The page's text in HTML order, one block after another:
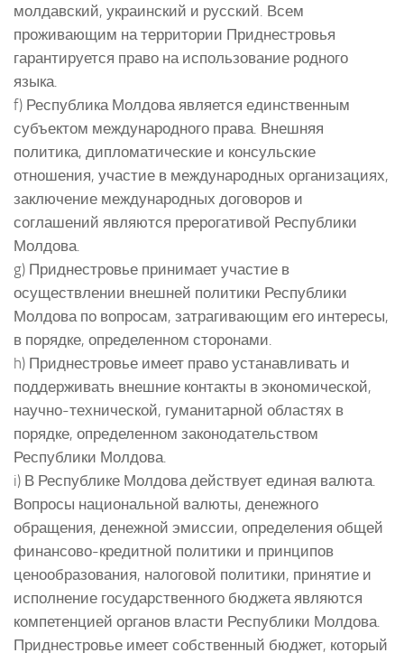
молдавский, украинский и русский. Всем
проживающим на территории Приднестровья
гарантируется право на использование родного
языка.
f) Республика Молдова является единственным
субъектом международного права. Внешняя
политика, дипломатические и консульские
отношения, участие в международных организациях,
заключение международных договоров и
соглашений являются прерогативой Республики
Молдова.
g) Приднестровье принимает участие в
осуществлении внешней политики Республики
Молдова по вопросам, затрагивающим его интересы,
в порядке, определенном сторонами.
h) Приднестровье имеет право устанавливать и
поддерживать внешние контакты в экономической,
научно-технической, гуманитарной областях в
порядке, определенном законодательством
Республики Молдова.
i) В Республике Молдова действует единая валюта.
Вопросы национальной валюты, денежного
обращения, денежной эмиссии, определения общей
финансово-кредитной политики и принципов
ценообразования, налоговой политики, принятие и
исполнение государственного бюджета являются
компетенцией органов власти Республики Молдова.
Приднестровье имеет собственный бюджет, который